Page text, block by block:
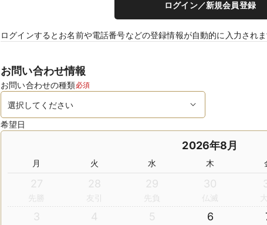
ログイン／新規会員登録
ログインするとお名前や電話番号などの登録情報が自動的に入力されま
お問い合わせ情報
お問い合わせの種類必須
希望日
2026年8月
月 火 水 木
27
先勝
28
友引
29
先負
30
仏滅
3 4 5 6